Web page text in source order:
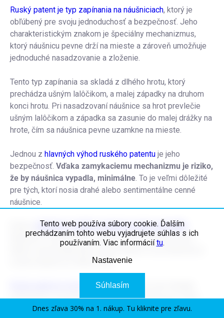
Tento web používa súbory cookie. Ďalším
prechádzaním tohto webu vyjadrujete súhlas s ich
používaním. Viac informáciítu.
Nastavenie
Súhlasím
Ruský patent je typ zapínania na náušniciach, ktorý je
obľúbený pre svoju jednoduchosť a bezpečnosť. Jeho
charakteristickým znakom je špeciálny mechanizmus,
ktorý náušnicu pevne drží na mieste a zároveň umožňuje
jednoduché nasadzovanie a zloženie.
Tento typ zapínania sa skladá z dlhého hrotu, ktorý
prechádza ušným lalôčikom, a malej západky na druhom
konci hrotu. Pri nasadzovaní náušnice sa hrot prevlečie
ušným lalôčikom a západka sa zasunie do malej drážky na
hrote, čím sa náušnica pevne uzamkne na mieste.
Jednou z hlavných výhod ruského patentu je jeho
bezpečnosť. Vďaka zamykaciemu mechanizmu je riziko,
že by náušnica vypadla, minimálne. To je veľmi dôležité
pre tých, ktorí nosia drahé alebo sentimentálne cenné
náušnice.
výhodou ruského patentu je jeho pohodlie
Náušnice s týmto typom zapínania sú zvyčajne veľmi
ľahké a nevytvárajú tlak na ušný lalôčik, čo je dôležité pri
nosení náušníc po dlhšiu dobu.
Ruský patent je skvelou voľboupre tých, ktorí hľadajú
jednoduché, pohodlné a bezpečné zapínanie pre svoje
náušnice. Je ideálny na každodenné nosenie, ale aj na
Dnes zľava 30% na 1. nákup. Tu kliknite pre zľavu.